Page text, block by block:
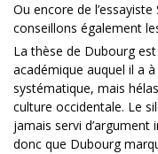
Ou encore de
conseillons également
La thèse de Dubourg
académique auquel il a
systématique, mais
culture occidentale. Le
jamais servi d’argument
donc que Dubourg